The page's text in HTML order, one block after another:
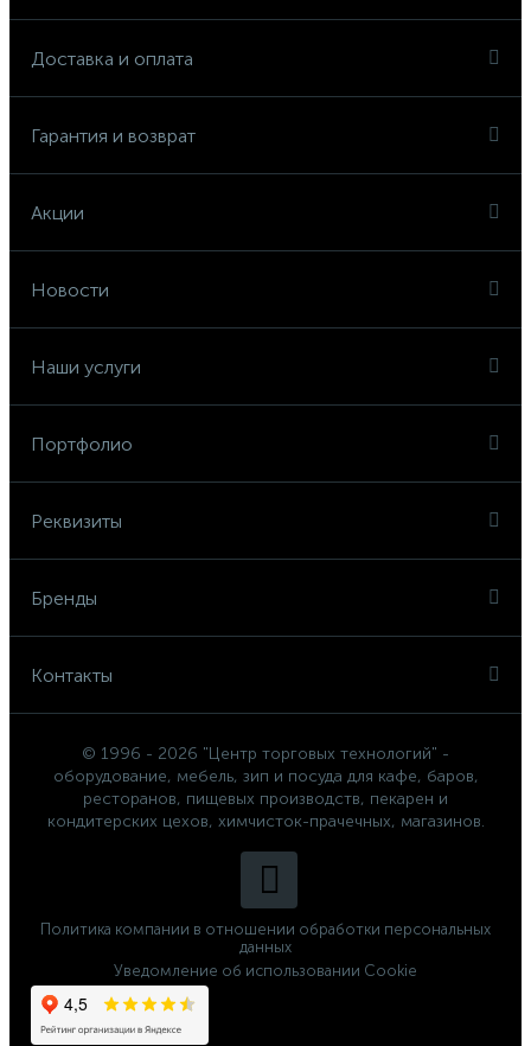
Доставка и оплата
Гарантия и возврат
Акции
Новости
Наши услуги
Портфолио
Реквизиты
Бренды
Контакты
© 1996 - 2026 "Центр торговых технологий" -
оборудование, мебель, зип и посуда для кафе, баров,
ресторанов, пищевых производств, пекарен и
кондитерских цехов, химчисток-прачечных, магазинов.
Политика компании в отношении обработки персональных
данных
Уведомление об использовании Cookie